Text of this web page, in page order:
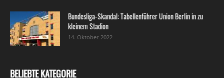
Bundesliga-Skandal: Tabellenführer Union Berlin in zu
kleinem Stadion
14. Oktober 2022
BELIEBTE KATEGORIE